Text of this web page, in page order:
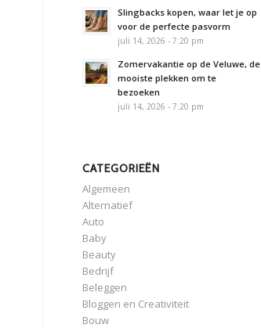
Slingbacks kopen, waar let je op
voor de perfecte pasvorm
juli 14, 2026 - 7:20 pm
Zomervakantie op de Veluwe, de
mooiste plekken om te
bezoeken
juli 14, 2026 - 7:20 pm
CATEGORIEËN
Algemeen
Alternatief
Auto
Baby
Beauty
Bedrijf
Beleggen
Bloggen en Creativiteit
Bouw